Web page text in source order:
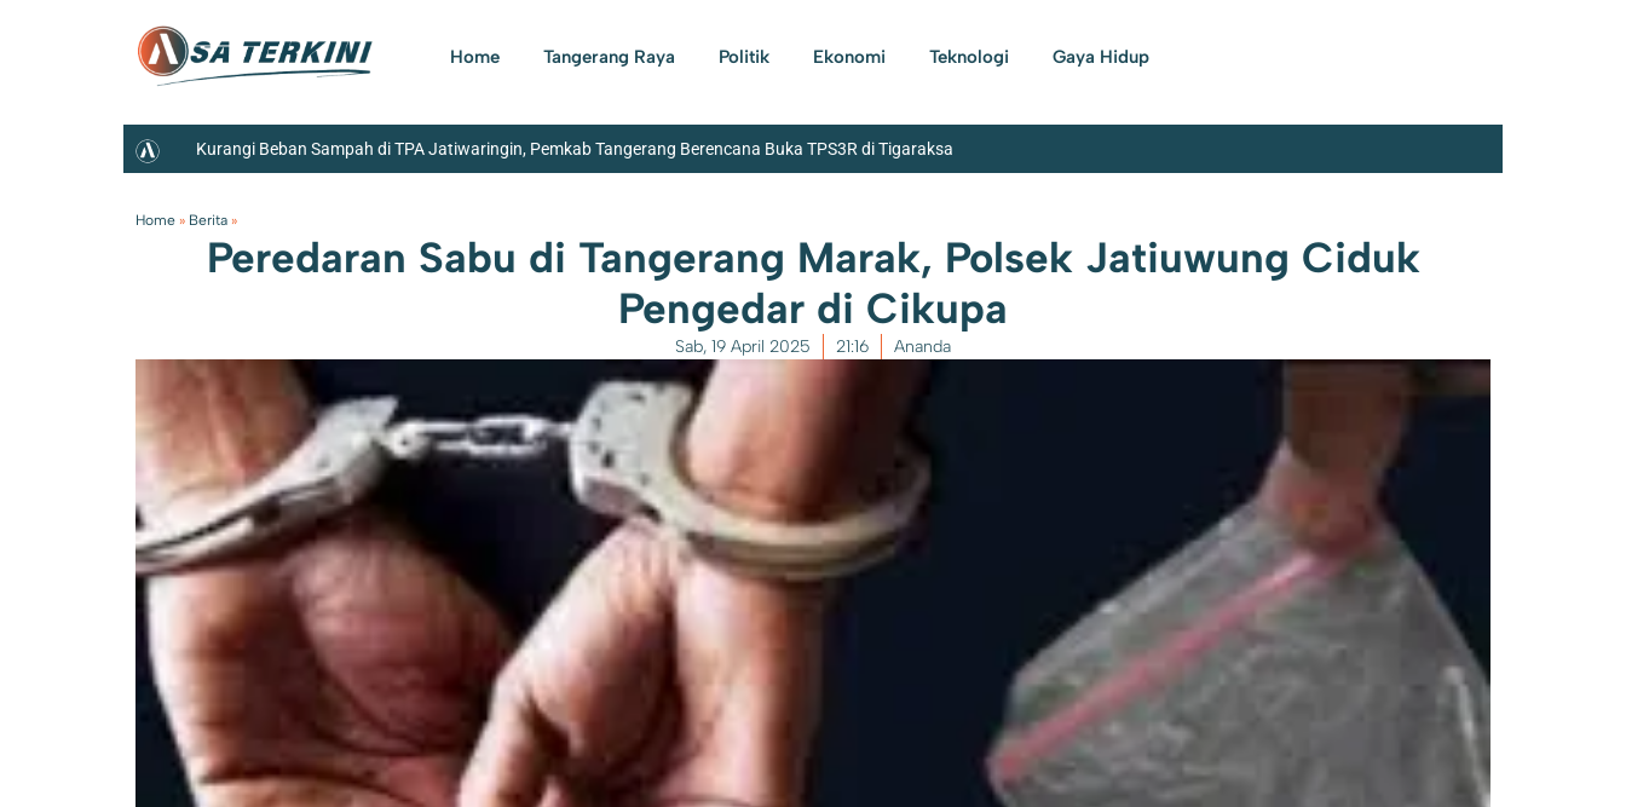
Home Tangerang Raya Politik Ekonomi Teknologi Gaya Hidup
Kurangi Beban Sampah di TPA Jatiwaringin, Pemkab Tangerang Berencana Buka TPS3R di Tigaraksa
Home » Berita »
Peredaran Sabu di Tangerang Marak, Polsek Jatiuwung Ciduk
Pengedar di Cikupa
Sab, 19 April 2025 21:16 Ananda